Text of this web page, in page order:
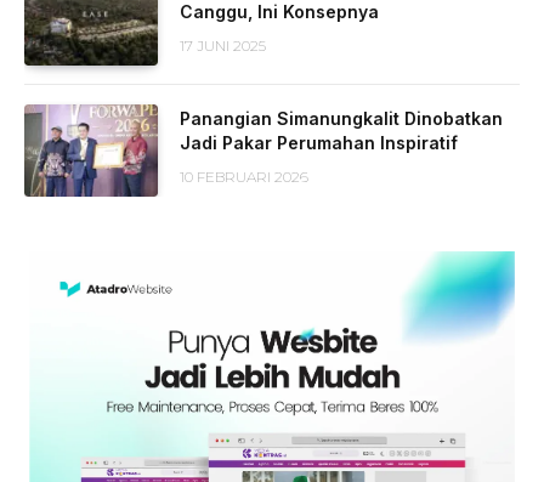
Canggu, Ini Konsepnya
17 JUNI 2025
Panangian Simanungkalit Dinobatkan
Jadi Pakar Perumahan Inspiratif
10 FEBRUARI 2026